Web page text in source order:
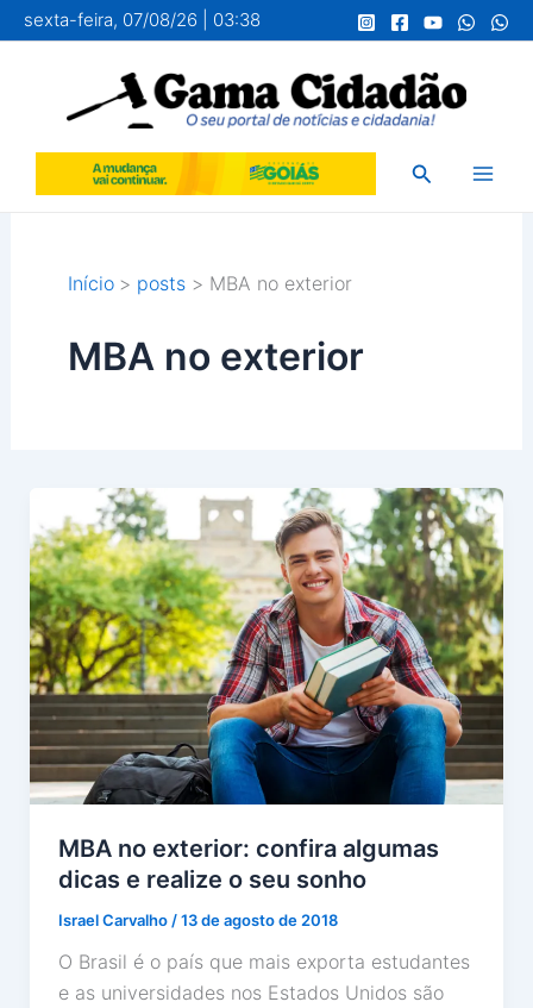
para
conteúdo
sexta-feira, 07/08/26 | 03:38
Pesquisar
Início posts MBA no exterior
MBA no exterior
MBA no exterior: confira algumas
dicas e realize o seu sonho
Israel Carvalho/13 de agosto de 2018
O Brasil é o país que mais exporta estudantes
e as universidades nos Estados Unidos são